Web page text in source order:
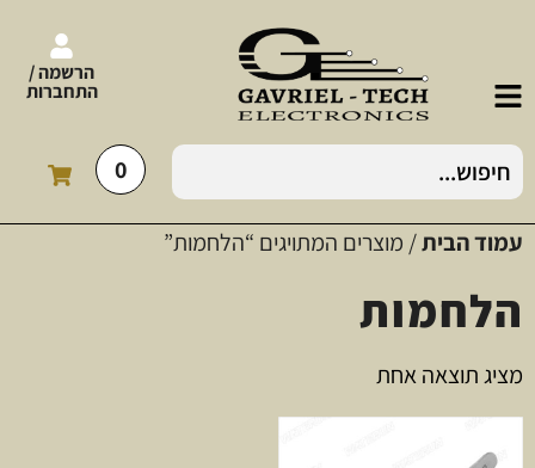
הרשמה /
התחברות
0
עמוד הבית/ מוצרים המתויגים “הלחמות”
הלחמות
מציג תוצאה אחת